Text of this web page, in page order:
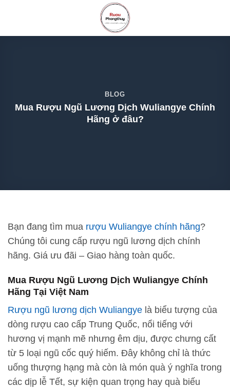
content
BLOG
Mua Rượu Ngũ Lương Dịch Wuliangye Chính
Hãng ở đâu?
Bạn đang tìm mua rượu Wuliangye chính hãng?
Chúng tôi cung cấp rượu ngũ lương dịch chính
hãng. Giá ưu đãi – Giao hàng toàn quốc.
Mua Rượu Ngũ Lương Dịch Wuliangye Chính
Hãng Tại Việt Nam
Rượu ngũ lương dịch Wuliangye là biểu tượng của
dòng rượu cao cấp Trung Quốc, nổi tiếng với
hương vị mạnh mẽ nhưng êm dịu, được chưng cất
từ 5 loại ngũ cốc quý hiếm. Đây không chỉ là thức
uống thượng hạng mà còn là món quà ý nghĩa trong
các dịp lễ Tết, sự kiện quan trọng hay quà biếu